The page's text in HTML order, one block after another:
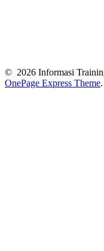
© 2026 Informasi
OnePage Express Theme.